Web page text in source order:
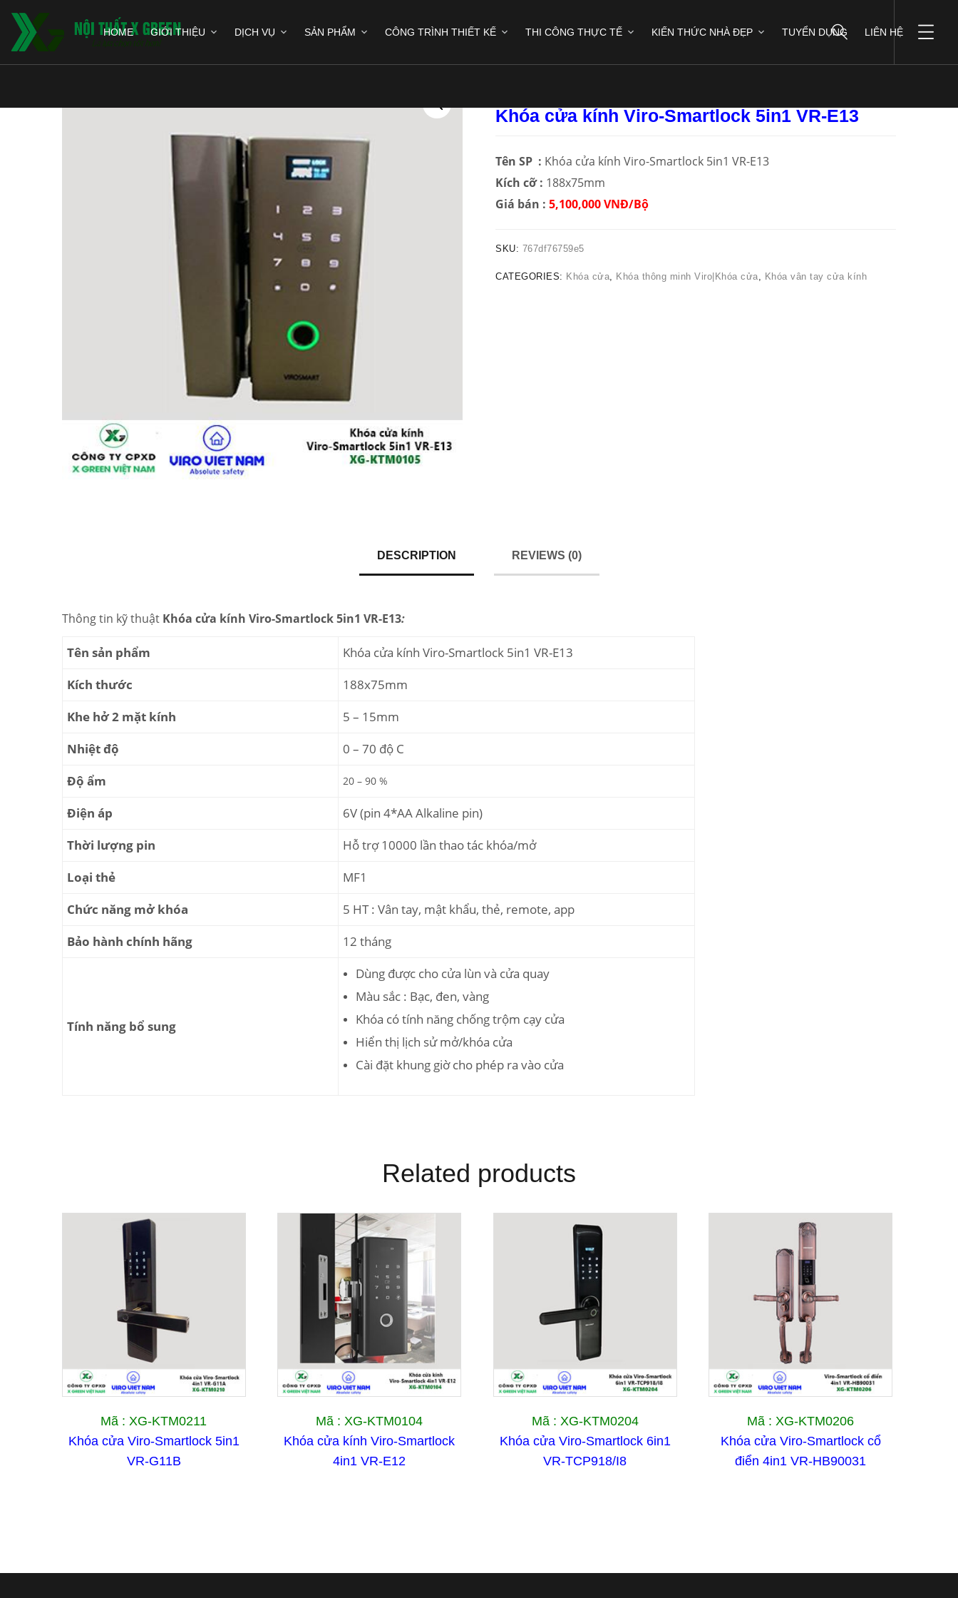
HOME GIỚI THIỆU DỊCH VỤ SẢN PHẨM CÔNG TRÌNH THIẾT KẾ THI CÔNG THỰC TẾ KIẾN THỨC NHÀ ĐẸP TUYỂN DỤNG LIÊN HỆ
Khóa cửa kính Viro-Smartlock 5in1 VR-E13
Tên SP : Khóa cửa kính Viro-Smartlock 5in1 VR-E13
Kích cỡ : 188x75mm
Giá bán :5,100,000 VNĐ/Bộ
SKU: 767df76759e5
CATEGORIES: Khóa cửa, Khóa thông minh Viro|Khóa cửa, Khóa vân tay cửa kính
DESCRIPTION REVIEWS (0)
Thông tin kỹ thuật Khóa cửa kính Viro-Smartlock 5in1 VR-E13:
Tên sản phẩm
Khóa cửa kính Viro-Smartlock 5in1 VR-E13
Kích thước
188x75mm
Khe hở 2 mặt kính
5 – 15mm
Nhiệt độ
0 – 70 độ C
Độ ẩm
20 – 90 %
Điện áp
6V (pin 4*AA Alkaline pin)
Thời lượng pin
Hỗ trợ 10000 lần thao tác khóa/mở
Loại thẻ
MF1
Chức năng mở khóa
5 HT : Vân tay, mật khẩu, thẻ, remote, app
Bảo hành chính hãng
12 tháng
Tính năng bổ sung
Dùng được cho cửa lùn và cửa quay
Màu sắc : Bạc, đen, vàng
Khóa có tính năng chống trộm cạy cửa
Hiển thị lịch sử mở/khóa cửa
Cài đặt khung giờ cho phép ra vào cửa
Related products
Mã : XG-KTM0211
Khóa cửa Viro-Smartlock 5in1
VR-G11B
Mã : XG-KTM0104
Khóa cửa kính Viro-Smartlock
4in1 VR-E12
Mã : XG-KTM0204
Khóa cửa Viro-Smartlock 6in1
VR-TCP918/I8
Mã : XG-KTM0206
Khóa cửa Viro-Smartlock cổ
điển 4in1 VR-HB90031